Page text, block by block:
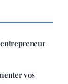
vos